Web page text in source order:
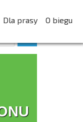
Dla prasy O biegu